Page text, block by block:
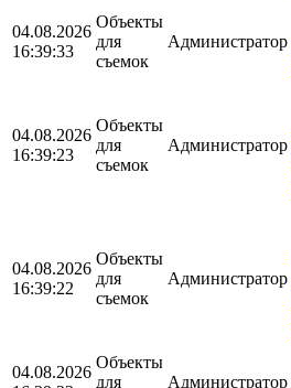
04.08.2026
16:39:33
Объекты
для
съемок
Администратор
04.08.2026
16:39:23
Объекты
для
съемок
Администратор
04.08.2026
16:39:22
Объекты
для
съемок
Администратор
04.08.2026
Объекты
для
Администратор